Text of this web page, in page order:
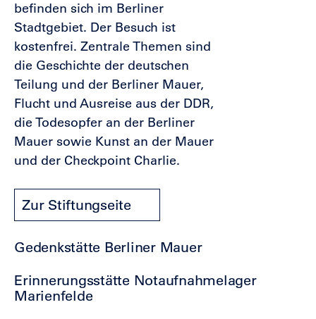
befinden sich im Berliner
Stadtgebiet. Der Besuch ist
kostenfrei. Zentrale Themen sind
die Geschichte der deutschen
Teilung und der Berliner Mauer,
Flucht und Ausreise aus der DDR,
die Todesopfer an der Berliner
Mauer sowie Kunst an der Mauer
und der Checkpoint Charlie.
Zur Stiftungseite
Gedenkstätte Berliner Mauer
Erinnerungsstätte Notaufnahmelager
Marienfelde